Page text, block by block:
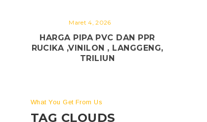
Maret 4, 2026
HARGA PIPA PVC DAN PPR
RUCIKA ,VINILON , LANGGENG,
TRILIUN
What You Get From Us
TAG CLOUDS